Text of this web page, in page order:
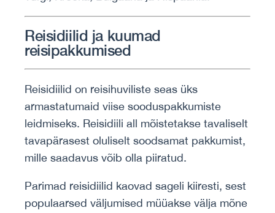
Reisidiilid ja kuumad
reisipakkumised
Reisidiilid on reisihuviliste seas üks
armastatumaid viise sooduspakkumiste
leidmiseks. Reisidiili all mõistetakse tavaliselt
tavapärasest oluliselt soodsamat pakkumist,
mille saadavus võib olla piiratud.
Parimad reisidiilid kaovad sageli kiiresti, sest
populaarsed väljumised müüakse välja mõne